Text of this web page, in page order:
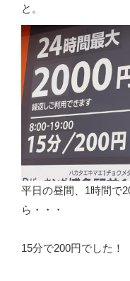
と。
平日の昼間、1時間で
ら・・・
15分で200円でした！